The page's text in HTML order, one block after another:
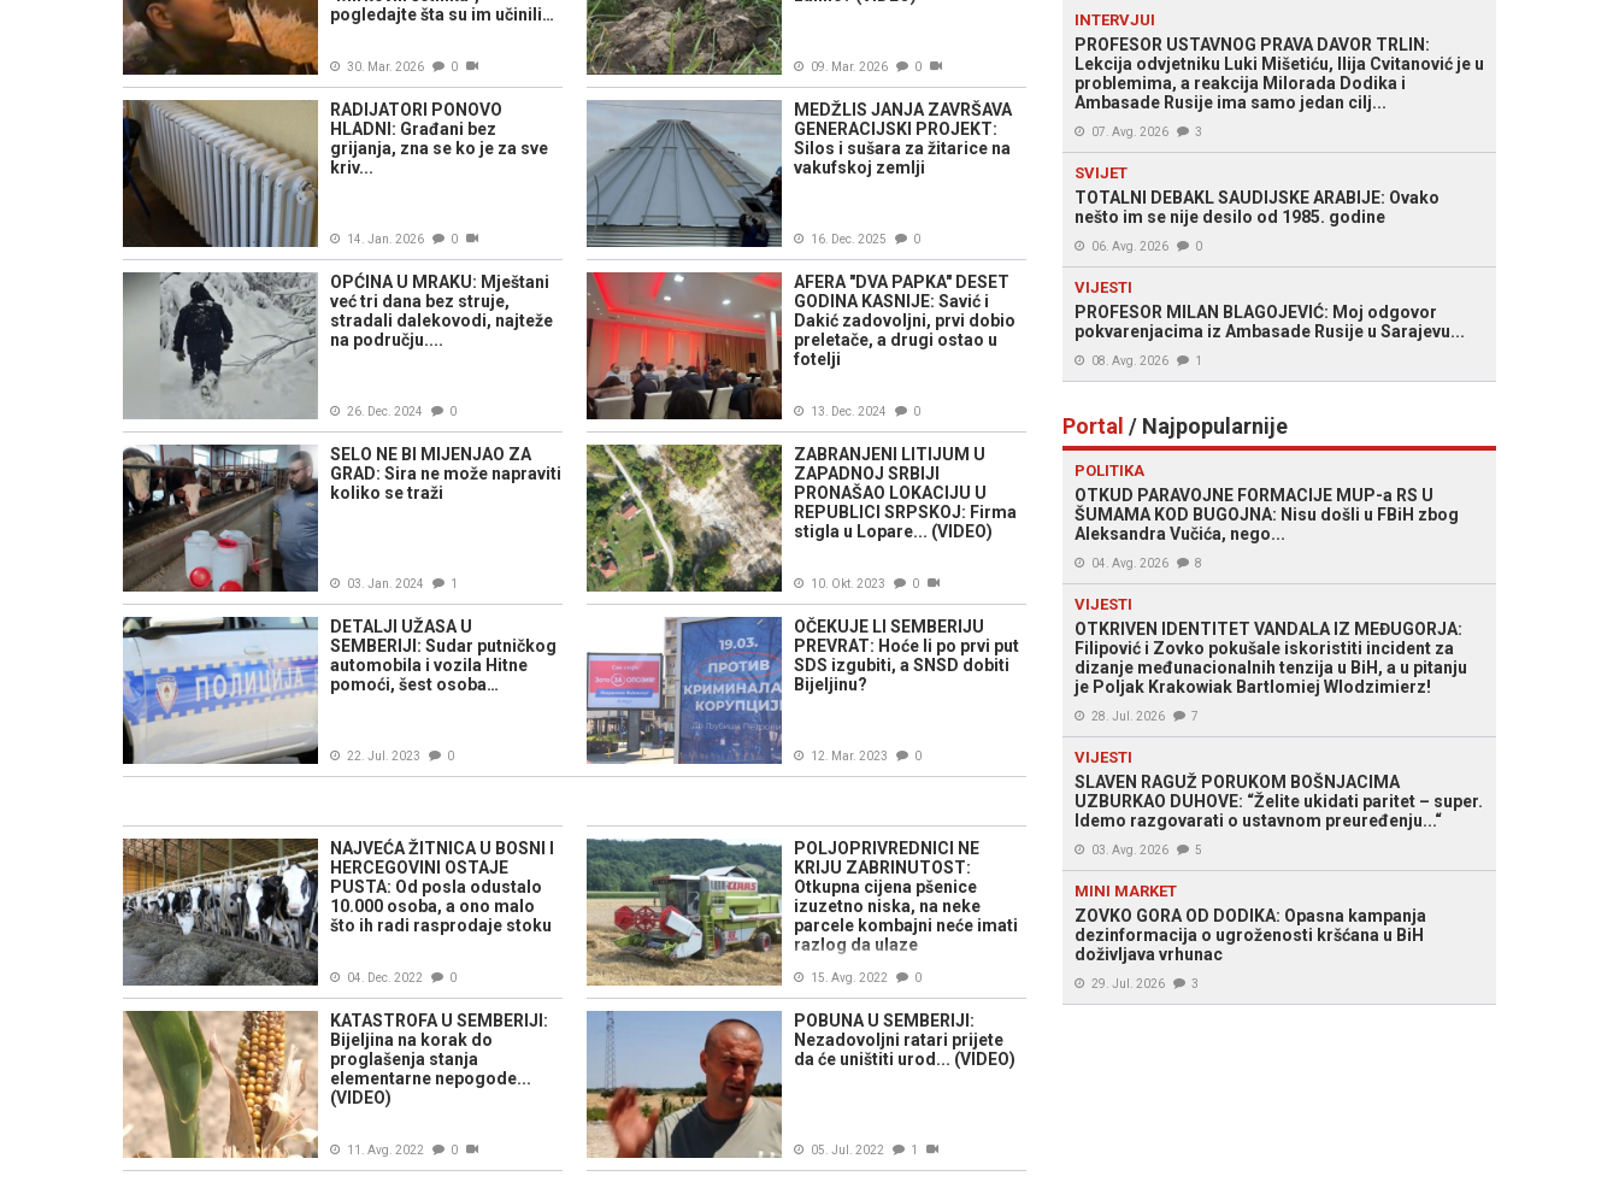
pogledajte šta su im učinili…
30. Mar. 2026 0 09. Mar. 2026 0
RADIJATORI PONOVO
HLADNI: Građani bez
grijanja, zna se ko je za sve
kriv...
14. Jan. 2026 0
MEDŽLIS JANJA ZAVRŠAVA
GENERACIJSKI PROJEKT:
Silos i sušara za žitarice na
vakufskoj zemlji
16. Dec. 2025 0
OPĆINA U MRAKU: Mještani
već tri dana bez struje,
stradali dalekovodi, najteže
na području....
26. Dec. 2024 0
AFERA "DVA PAPKA" DESET
GODINA KASNIJE: Savić i
Dakić zadovoljni, prvi dobio
preletače, a drugi ostao u
fotelji
13. Dec. 2024 0
SELO NE BI MIJENJAO ZA
GRAD: Sira ne može napraviti
koliko se traži
03. Jan. 2024 1
ZABRANJENI LITIJUM U
ZAPADNOJ SRBIJI
PRONAŠAO LOKACIJU U
REPUBLICI SRPSKOJ: Firma
stigla u Lopare... (VIDEO)
10. Okt. 2023 0
DETALJI UŽASA U
SEMBERIJI: Sudar putničkog
automobila i vozila Hitne
pomoći, šest osoba…
22. Jul. 2023 0
OČEKUJE LI SEMBERIJU
PREVRAT: Hoće li po prvi put
SDS izgubiti, a SNSD dobiti
Bijeljinu?
12. Mar. 2023 0
NAJVEĆA ŽITNICA U BOSNI I
HERCEGOVINI OSTAJE
PUSTA: Od posla odustalo
10.000 osoba, a ono malo
što ih radi rasprodaje stoku
04. Dec. 2022 0
POLJOPRIVREDNICI NE
KRIJU ZABRINUTOST:
Otkupna cijena pšenice
izuzetno niska, na neke
parcele kombajni neće imati
razlog da ulaze
15. Avg. 2022 0
KATASTROFA U SEMBERIJI:
Bijeljina na korak do
proglašenja stanja
elementarne nepogode...
(VIDEO)
11. Avg. 2022 0
POBUNA U SEMBERIJI:
Nezadovoljni ratari prijete
da će uništiti urod... (VIDEO)
05. Jul. 2022 1
INTERVJUI
PROFESOR USTAVNOG PRAVA DAVOR TRLIN:
Lekcija odvjetniku Luki Mišetiću, Ilija Cvitanović je u
problemima, a reakcija Milorada Dodika i
Ambasade Rusije ima samo jedan cilj...
07. Avg. 2026 3
SVIJET
TOTALNI DEBAKL SAUDIJSKE ARABIJE: Ovako
nešto im se nije desilo od 1985. godine
06. Avg. 2026 0
VIJESTI
PROFESOR MILAN BLAGOJEVIĆ: Moj odgovor
pokvarenjacima iz Ambasade Rusije u Sarajevu...
08. Avg. 2026 1
Portal / Najpopularnije
POLITIKA
OTKUD PARAVOJNE FORMACIJE MUP-a RS U
ŠUMAMA KOD BUGOJNA: Nisu došli u FBiH zbog
Aleksandra Vučića, nego...
04. Avg. 2026 8
VIJESTI
OTKRIVEN IDENTITET VANDALA IZ MEĐUGORJA:
Filipović i Zovko pokušale iskoristiti incident za
dizanje međunacionalnih tenzija u BiH, a u pitanju
je Poljak Krakowiak Bartlomiej Wlodzimierz!
28. Jul. 2026 7
VIJESTI
SLAVEN RAGUŽ PORUKOM BOŠNJACIMA
UZBURKAO DUHOVE: “Želite ukidati paritet – super.
Idemo razgovarati o ustavnom preuređenju...“
03. Avg. 2026 5
MINI MARKET
ZOVKO GORA OD DODIKA: Opasna kampanja
dezinformacija o ugroženosti kršćana u BiH
doživljava vrhunac
29. Jul. 2026 3